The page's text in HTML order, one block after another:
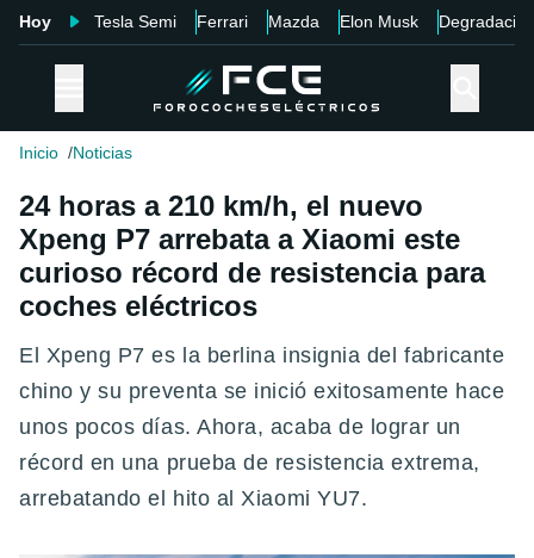
Hoy Tesla Semi Ferrari Mazda Elon Musk Degradación
Inicio Noticias
24 horas a 210 km/h, el nuevo
Xpeng P7 arrebata a Xiaomi este
curioso récord de resistencia para
coches eléctricos
El Xpeng P7 es la berlina insignia del fabricante
chino y su preventa se inició exitosamente hace
unos pocos días. Ahora, acaba de lograr un
récord en una prueba de resistencia extrema,
arrebatando el hito al Xiaomi YU7.